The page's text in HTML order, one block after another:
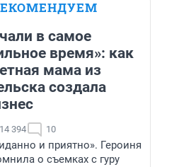
в самое
время»: как
мама из
создала
14 394 10
и приятно». Героиня
о съемках с гуру